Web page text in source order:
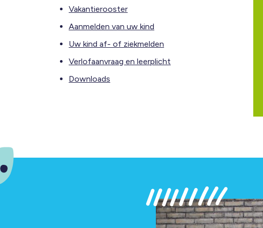
Vakantierooster
Aanmelden van uw kind
Uw kind af- of ziekmelden
Verlofaanvraag en leerplicht
Downloads